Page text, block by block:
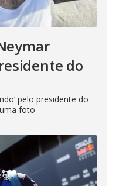
do
pelo presidente do
foto